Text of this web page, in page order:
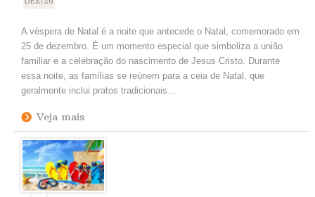
A véspera de Natal é a noite que antecede o Natal, comemorado em
25 de dezembro. É um momento especial que simboliza a união
familiar e a celebração do nascimento de Jesus Cristo. Durante
essa noite, as famílias se reúnem para a ceia de Natal, que
geralmente inclui pratos tradicionais...
Veja mais